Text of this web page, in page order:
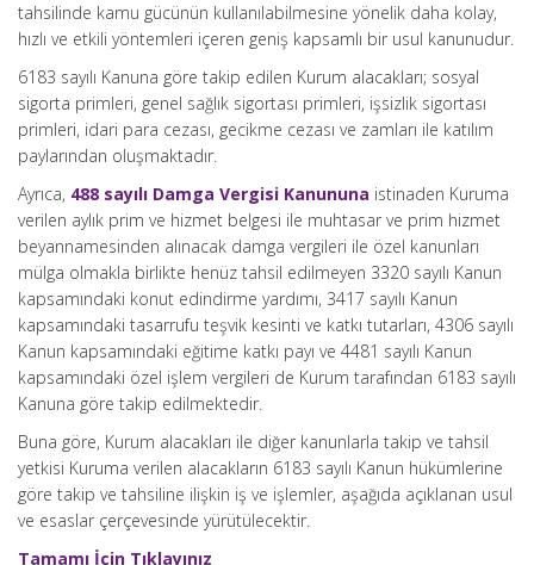
tahsilinde kamu gücünün kullanılabilmesine yönelik daha kolay,
hızlı ve etkili yöntemleri içeren geniş kapsamlı bir usul kanunudur.
6183 sayılı Kanuna göre takip edilen Kurum alacakları; sosyal
sigorta primleri, genel sağlık sigortası primleri, işsizlik sigortası
primleri, idari para cezası, gecikme cezası ve zamları ile katılım
paylarından oluşmaktadır.
Ayrıca, 488 sayılı Damga Vergisi Kanununa istinaden Kuruma
verilen aylık prim ve hizmet belgesi ile muhtasar ve prim hizmet
beyannamesinden alınacak damga vergileri ile özel kanunları
mülga olmakla birlikte henüz tahsil edilmeyen 3320 sayılı Kanun
kapsamındaki konut edindirme yardımı, 3417 sayılı Kanun
kapsamındaki tasarrufu teşvik kesinti ve katkı tutarları, 4306 sayılı
Kanun kapsamındaki eğitime katkı payı ve 4481 sayılı Kanun
kapsamındaki özel işlem vergileri de Kurum tarafından 6183 sayılı
Kanuna göre takip edilmektedir.
Buna göre, Kurum alacakları ile diğer kanunlarla takip ve tahsil
yetkisi Kuruma verilen alacakların 6183 sayılı Kanun hükümlerine
göre takip ve tahsiline ilişkin iş ve işlemler, aşağıda açıklanan usul
ve esaslar çerçevesinde yürütülecektir.
Tamamı İçin Tıklayınız